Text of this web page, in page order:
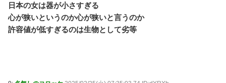
日本の女は器が小さすぎる
心が狭いというのか心が狭いと言うのか
許容値が低すぎるのは生物として劣等